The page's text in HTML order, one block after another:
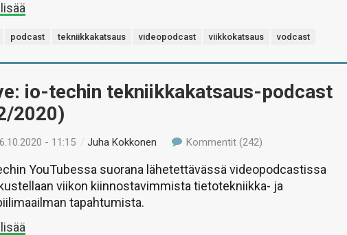
podcast tekniikkakatsaus videopodcast viikkokatsaus vodcast
io-techin tekniikkakatsaus-podcast
2020)
- 11:15 /Juha Kokkonen Kommentit (242)
YouTubessa suorana lähetettävässä videopodcastissa
viikon kiinnostavimmista tietotekniikka- ja
tapahtumista.